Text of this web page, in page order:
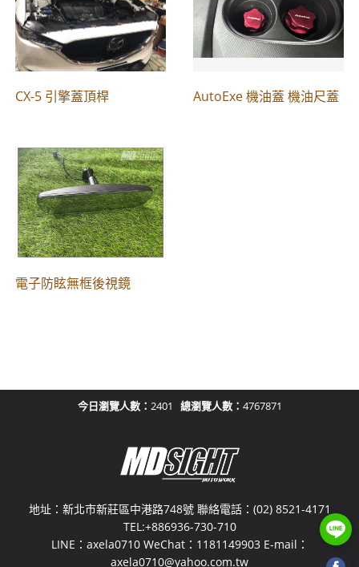
CX-5 引擎蓋頂桿 AutoExe 機油蓋 機油尺蓋
電子防眩無框後視鏡
今日瀏覽人數： 2401 總瀏覽人數： 4767871
地址：新北市新莊區中港路748號 聯絡電話：(02) 8521-4171
TEL:+886936-730-710
LINE：axela0710 WeChat：1181149903 E-mail：
axela0710@yahoo.com.tw